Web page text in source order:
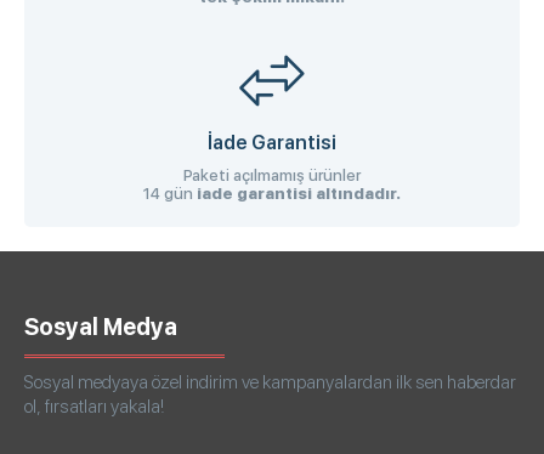
İade Garantisi
Paketi açılmamış ürünler
14 gün iade garantisi altındadır.
Sosyal Medya
Sosyal medyaya özel indirim ve kampanyalardan ilk sen haberdar
ol, fırsatları yakala!